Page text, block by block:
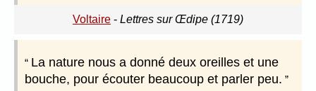
Voltaire - Lettres sur Œdipe (1719)
La nature nous a donné deux oreilles et une
bouche, pour écouter beaucoup et parler peu.